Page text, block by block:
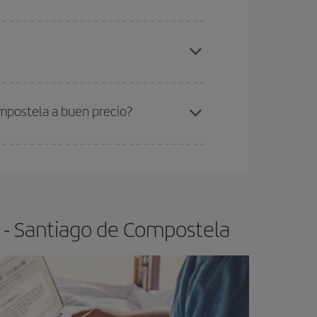
Santiago de Compostela-dest
a buen precio?
Santiago de Compostela